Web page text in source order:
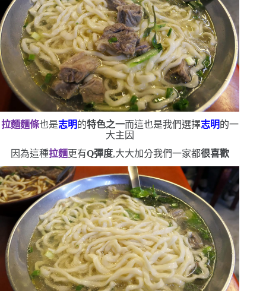
拉麵麵條也是志明的特色之一而這也是我們選擇志明的一
大主因
因為這種拉麵更有Q彈度,大大加分我們一家都很喜歡